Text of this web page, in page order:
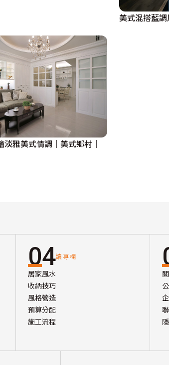
美式混搭藍
淡雅美式情調｜美式鄉村｜
04讀專欄
居家風水
收納技巧
風格營造
預算分配
施工流程